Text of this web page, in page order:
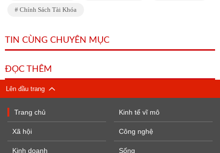
Chính Sách Tài Khóa
TIN CÙNG CHUYÊN MỤC
ĐỌC THÊM
Lên đầu trang
Trang chủ
Xã hội
Kinh doanh
Kinh tế vĩ mô
Công nghệ
Sống